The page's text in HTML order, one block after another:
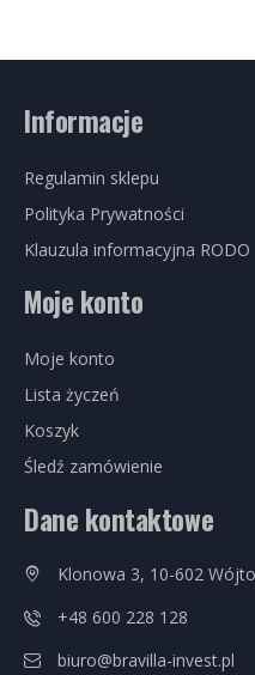
Dane kontaktowe
Klonowa 3, 10-602
+48 600 228 128
biuro@bravilla-invest.pl
Informacje
Regulamin sklepu
Polityka Prywatności
Klauzula informacyjna RODO
Moje konto
Moje konto
Lista życzeń
Koszyk
Śledź zamówienie